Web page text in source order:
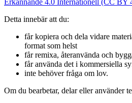
Erkännande 4.0 Internationell (CC BY
Detta innebär att du:
får kopiera och dela vidare
format som helst
får remixa, återanvända och
får använda det i kommersiella
inte behöver fråga om lov.
Om du bearbetar, delar eller använder